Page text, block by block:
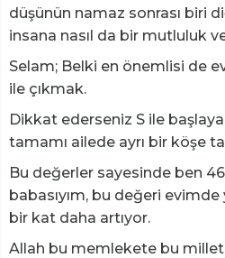
düşünün namaz sonrası biri
insana nasıl da bir mutluluk
Selam; Belki en önemlisi de
ile çıkmak.
Dikkat ederseniz S ile
tamamı ailede ayrı bir köşe
Bu değerler sayesinde ben
babasıyım, bu değeri
bir kat daha artıyor.
Allah bu memlekete bu